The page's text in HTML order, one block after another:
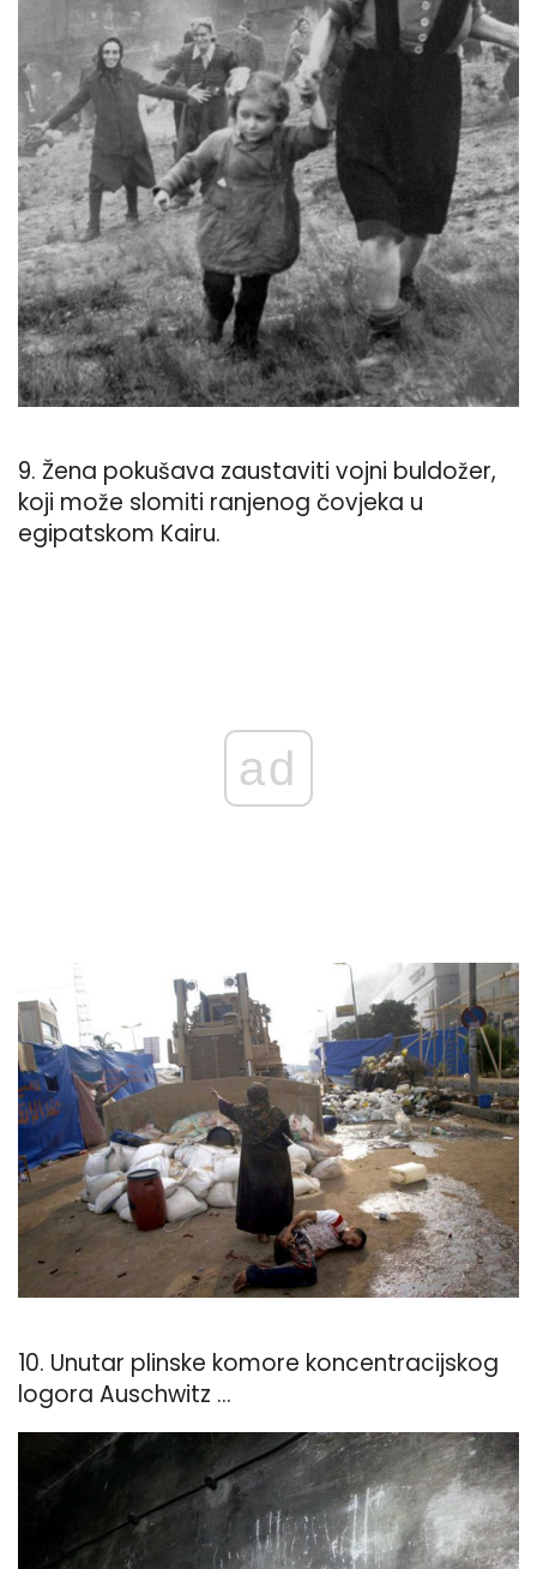
9. Žena pokušava zaustaviti vojni buldožer,
koji može slomiti ranjenog čovjeka u
egipatskom Kairu.
ad
10. Unutar plinske komore koncentracijskog
logora Auschwitz ...